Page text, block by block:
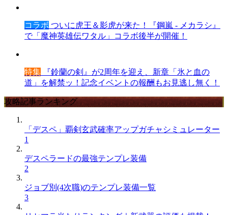
コラボ ついに虎王＆影虎が来た！『鋼嵐 - メカラシ』
で「魔神英雄伝ワタル」コラボ後半が開催！
特集 『鈴蘭の剣』が2周年を迎え、新章「氷と血の
道」を解禁ッ！記念イベントの報酬もお見逃し無く！
攻略記事ランキング
「デスペ」覇剣玄武確率アップガチャシミュレーター
1
デスペラードの最強テンプレ装備
2
ジョブ別(4次職)のテンプレ装備一覧
3